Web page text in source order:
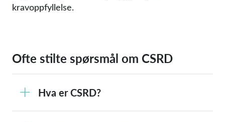
kravoppfyllelse.
Ofte stilte spørsmål om CSRD
Hva er CSRD?